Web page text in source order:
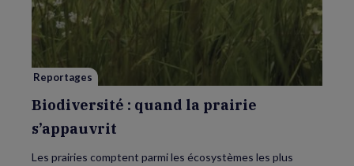
la
s’appauvrit
Reportages
Biodiversité : quand la prairie
s’appauvrit
Les prairies comptent parmi les écosystèmes les plus